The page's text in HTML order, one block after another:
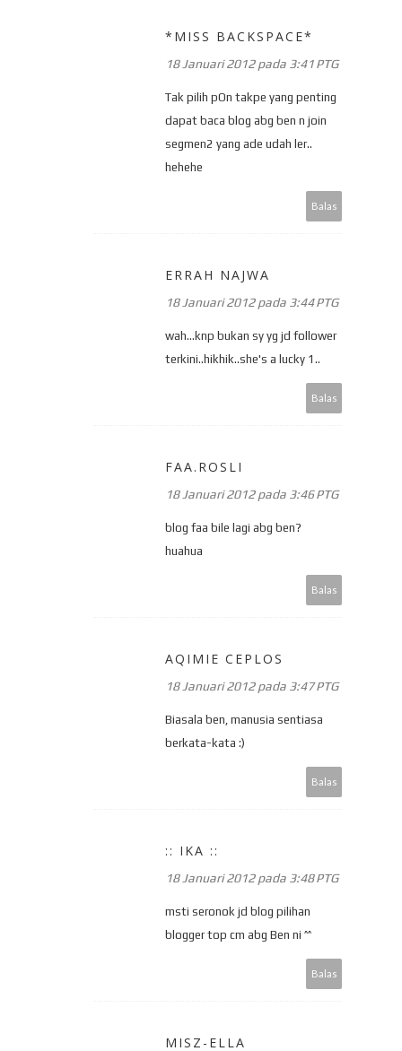
*MISS BACKSPACE*
18 Januari 2012 pada 3:41 PTG
Tak pilih pOn takpe yang penting
dapat baca blog abg ben n join
segmen2 yang ade udah ler..
hehehe
Balas
ERRAH NAJWA
18 Januari 2012 pada 3:44 PTG
wah...knp bukan sy yg jd follower
terkini..hikhik..she's a lucky 1..
Balas
FAA.ROSLI
18 Januari 2012 pada 3:46 PTG
blog faa bile lagi abg ben?
huahua
Balas
AQIMIE CEPLOS
18 Januari 2012 pada 3:47 PTG
Biasala ben, manusia sentiasa
berkata-kata :)
Balas
:: IKA ::
18 Januari 2012 pada 3:48 PTG
msti seronok jd blog pilihan
blogger top cm abg Ben ni ^^
Balas
MISZ-ELLA